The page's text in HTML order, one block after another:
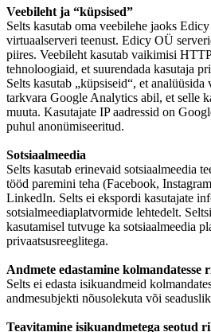
Veebileht ja “küpsised”
Selts kasutab oma veebilehe jaoks
virtuaalserveri teenust. Edicy OÜ
piires. Veebileht kasutab vaikimisi
tehnoloogiaid, et suurendada kasutaja
Selts kasutab „küpsiseid“, et analüüsida
tarkvara Google Analytics abil, et selle
muuta. Kasutajate IP aadressid on
puhul anonümiseeritud.
Sotsiaalmeedia
Selts kasutab erinevaid sotsiaalmeedia
tööd paremini teha (Facebook,
LinkedIn. Selts ei ekspordi kasutajate
sotsialmeediaplatvormide lehtedelt.
kasutamisel tutvuge ka sotsiaalmeedia
privaatsusreeglitega.
Andmete edastamine kolmandatesse
Selts ei edasta isikuandmeid
andmesubjekti nõusolekuta või
Teavitamine isikuandmetega seotud